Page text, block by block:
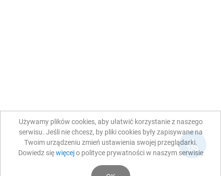
Używamy plików cookies, aby ułatwić korzystanie z naszego
serwisu. Jeśli nie chcesz, by pliki cookies były zapisywane na
Twoim urządzeniu zmień ustawienia swojej przeglądarki.
Dowiedz sięwięcejo polityce prywatności w naszym serwisie